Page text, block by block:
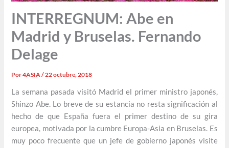
INTERREGNUM: Abe en
Madrid y Bruselas. Fernando
Delage
Por4ASIA/ 22 octubre, 2018
La semana pasada visitó Madrid el primer ministro japonés,
Shinzo Abe. Lo breve de su estancia no resta significación al
hecho de que España fuera el primer destino de su gira
europea, motivada por la cumbre Europa-Asia en Bruselas. Es
muy poco frecuente que un jefe de gobierno japonés visite